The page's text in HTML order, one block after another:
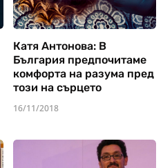
Катя Антонова: В
България предпочитаме
комфорта на разума пред
този на сърцето
16/11/2018